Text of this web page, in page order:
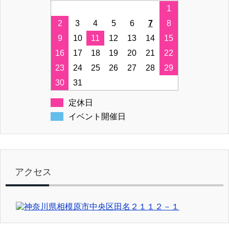
1
2
3 4 5 6 7
8
9
10 11 12 13 14
15
16
17 18 19 20 21
22
23
24 25 26 27 28
29
30
31
定休日
イベント開催日
アクセス